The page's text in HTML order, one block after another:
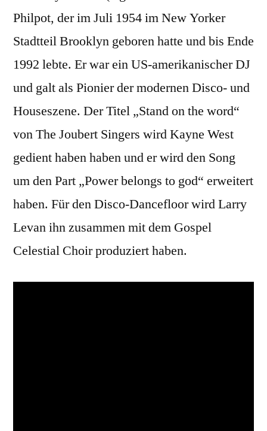
Philpot, der im Juli 1954 im New Yorker
Stadtteil Brooklyn geboren hatte und bis Ende
1992 lebte. Er war ein US-amerikanischer DJ
und galt als Pionier der modernen Disco- und
Houseszene. Der Titel „Stand on the word“
von The Joubert Singers wird Kayne West
gedient haben haben und er wird den Song
um den Part „Power belongs to god“ erweitert
haben. Für den Disco-Dancefloor wird Larry
Levan ihn zusammen mit dem Gospel
Celestial Choir produziert haben.